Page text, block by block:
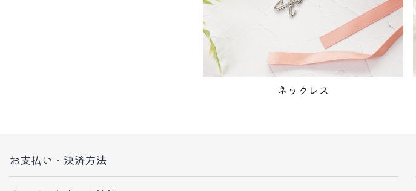
ネックレス
お支払い・決済方法